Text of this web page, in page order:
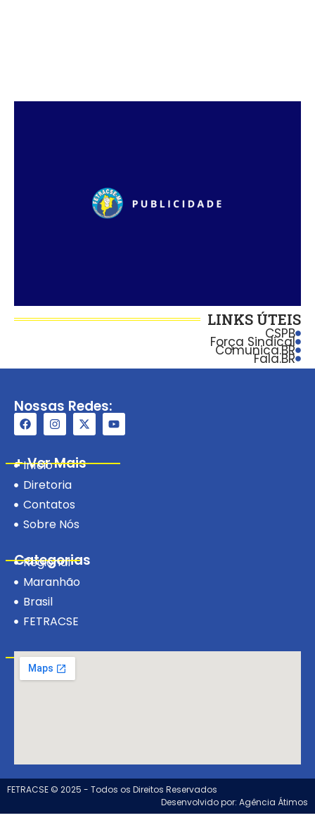
LINKS ÚTEIS
CSPB
Força Sindical
Comunica.BR
Fala.BR
Nossas Redes:
+ Ver Mais
Início
Diretoria
Contatos
Sobre Nós
Categorias
Regional
Maranhão
Brasil
FETRACSE
Visite-nos!
FETRACSE © 2025 - Todos os Direitos Reservados
Desenvolvido por: Agência Átimos